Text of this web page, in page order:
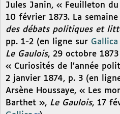
Jules Janin, « Feuilleton
10 février 1873. La
des débats politiques et
pp. 1-2 (en ligne sur Gallica
Le Gaulois, 29 octobre
« Curiosités de l’année
2 janvier 1874, p. 3 (en
Arsène Houssaye, « Les
Barthet », Le Gaulois, 17